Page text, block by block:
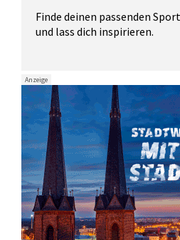
Finde deinen passenden
und lass dich inspirieren.
Anzeige